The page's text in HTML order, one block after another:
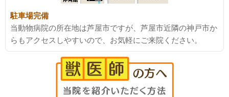
駐車場完備
当動物病院の所在地は芦屋市ですが、芦屋市近隣の神戸市か
らもアクセスしやすいので、お気軽にご来院ください。